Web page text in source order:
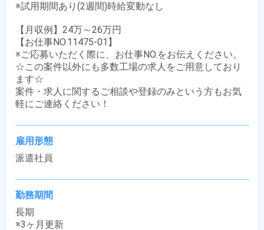
※試用期間あり(2週間)時給変動なし
【月収例】24万～26万円
【お仕事NO.11475-01】
※ご応募いただく際に、お仕事NO.をお伝えください。
☆この案件以外にも多数工場の求人をご用意しており
ます☆
案件・求人に関するご相談や登録のみという方もお気
軽にご連絡ください！
雇用形態
派遣社員
勤務期間
長期
※3ヶ月更新